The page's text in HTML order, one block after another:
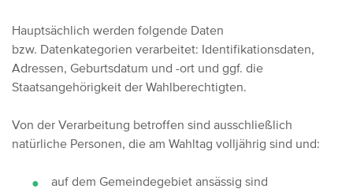
Hauptsächlich werden folgende Daten
bzw. Datenkategorien verarbeitet: Identifikationsdaten,
Adressen, Geburtsdatum und -ort und ggf. die
Staatsangehörigkeit der Wahlberechtigten.
Von der Verarbeitung betroffen sind ausschließlich
natürliche Personen, die am Wahltag volljährig sind und:
auf dem Gemeindegebiet ansässig sind